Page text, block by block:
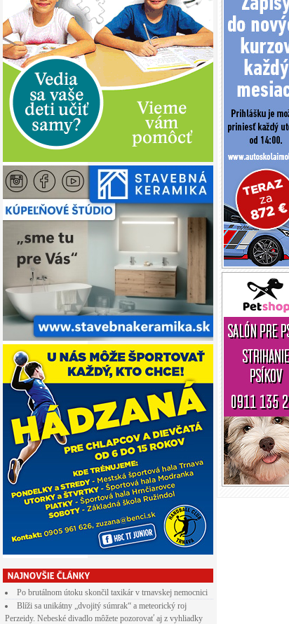
Po brutálnom útoku skončil taxikár v trnavskej nemocnici
Blíži sa unikátny „dvojitý súmrak“ a meteorický roj
Perzeidy. Nebeské divadlo môžete pozorovať aj z vyhliadky